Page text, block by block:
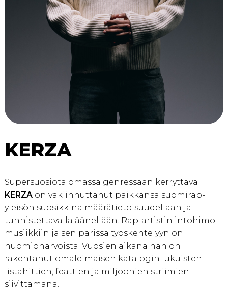
KERZA
Supersuosiota omassa genressään kerryttävä
KERZAon vakiinnuttanut paikkansa suomirap-
yleisön suosikkina määrätietoisuudellaan ja
tunnistettavalla äänellään. Rap-artistin intohimo
musiikkiin ja sen parissa työskentelyyn on
huomionarvoista. Vuosien aikana hän on
rakentanut omaleimaisen katalogin lukuisten
listahittien, feattien ja miljoonien striimien
siivittämänä.